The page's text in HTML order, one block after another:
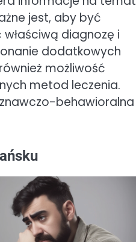
jest, aby być
diagnozę i
dodatkowych
możliwość
metod leczenia.
behawioralna